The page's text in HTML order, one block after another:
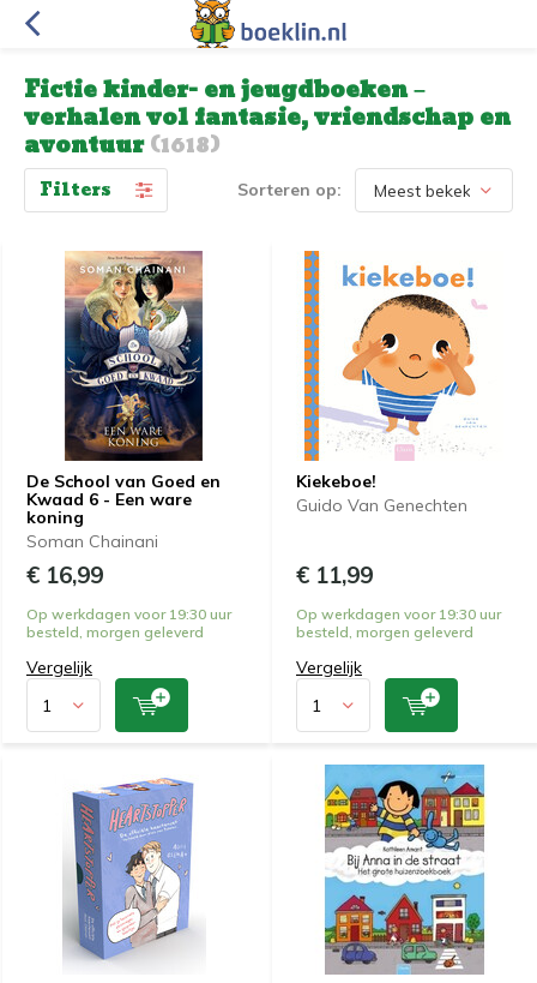
Fictie kinder- en jeugdboeken –
verhalen vol fantasie, vriendschap en
avontuur(1618)
Filters Sorteren op:
De School van Goed en
Kwaad 6 - Een ware
koning
Soman Chainani
€ 16,99
Op werkdagen voor 19:30 uur
besteld, morgen geleverd
Vergelijk
Kiekeboe!
Guido Van Genechten
€ 11,99
Op werkdagen voor 19:30 uur
besteld, morgen geleverd
Vergelijk